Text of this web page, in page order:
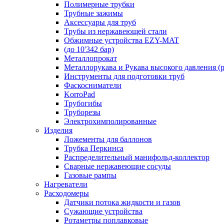
Полимерные трубки
Трубные зажимы
Аксессуары для труб
Трубы из нержавеющей стали
Обжимные устройства EZY-MAT
(до 10'342 бар)
Металлопрокат
Металлорукава и Рукава высокого давления
Инструменты для подготовки труб
Фаскосниматели
KorroPad
Трубогибы
Труборезы
Электрохимполированные
Изделия
Ложементы для баллонов
Трубка Перкинса
Распределительный манифольд-коллектор
Сварные нержавеющие сосуды
Газовые рампы
Нагреватели
Расходомеры
Датчики потока жидкости и газов
Сужающие устройства
Ротаметры поплавковые